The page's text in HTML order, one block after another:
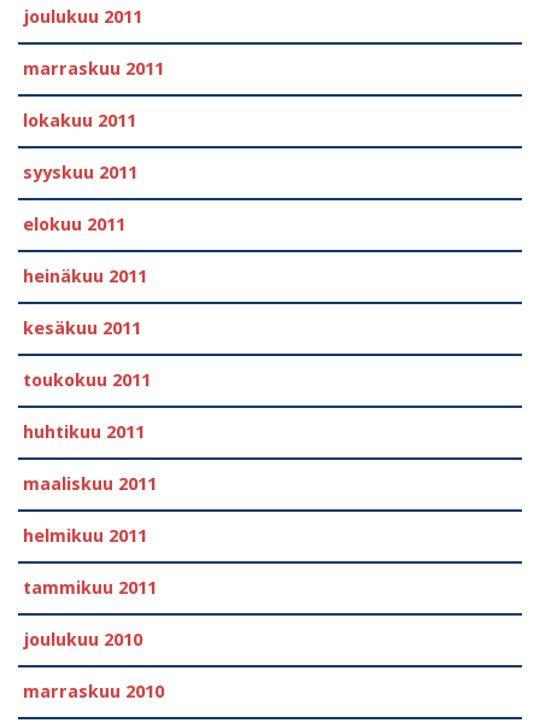
joulukuu 2011
marraskuu 2011
lokakuu 2011
syyskuu 2011
elokuu 2011
heinäkuu 2011
kesäkuu 2011
toukokuu 2011
huhtikuu 2011
maaliskuu 2011
helmikuu 2011
tammikuu 2011
joulukuu 2010
marraskuu 2010